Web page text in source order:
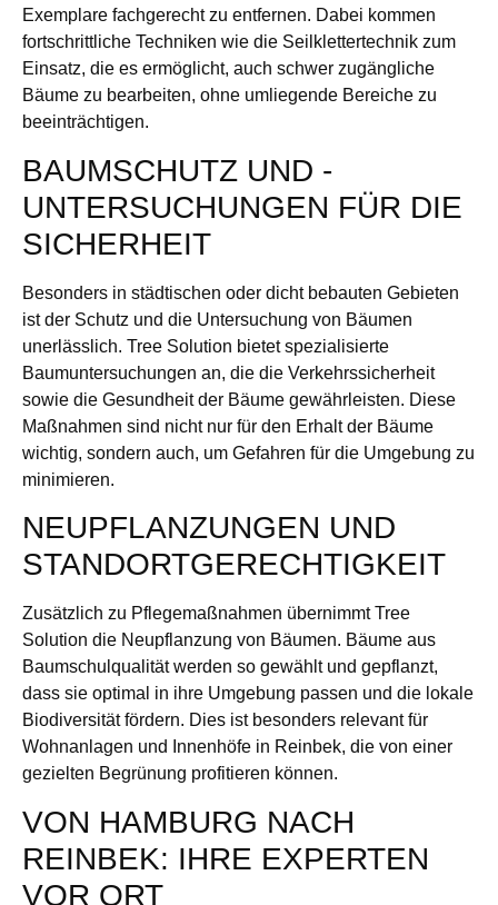
Exemplare fachgerecht zu entfernen. Dabei kommen
fortschrittliche Techniken wie die Seilklettertechnik zum
Einsatz, die es ermöglicht, auch schwer zugängliche
Bäume zu bearbeiten, ohne umliegende Bereiche zu
beeinträchtigen.
BAUMSCHUTZ UND -
UNTERSUCHUNGEN FÜR DIE
SICHERHEIT
Besonders in städtischen oder dicht bebauten Gebieten
ist der Schutz und die Untersuchung von Bäumen
unerlässlich. Tree Solution bietet spezialisierte
Baumuntersuchungen an, die die Verkehrssicherheit
sowie die Gesundheit der Bäume gewährleisten. Diese
Maßnahmen sind nicht nur für den Erhalt der Bäume
wichtig, sondern auch, um Gefahren für die Umgebung zu
minimieren.
NEUPFLANZUNGEN UND
STANDORTGERECHTIGKEIT
Zusätzlich zu Pflegemaßnahmen übernimmt Tree
Solution die Neupflanzung von Bäumen. Bäume aus
Baumschulqualität werden so gewählt und gepflanzt,
dass sie optimal in ihre Umgebung passen und die lokale
Biodiversität fördern. Dies ist besonders relevant für
Wohnanlagen und Innenhöfe in Reinbek, die von einer
gezielten Begrünung profitieren können.
VON HAMBURG NACH
REINBEK: IHRE EXPERTEN
VOR ORT